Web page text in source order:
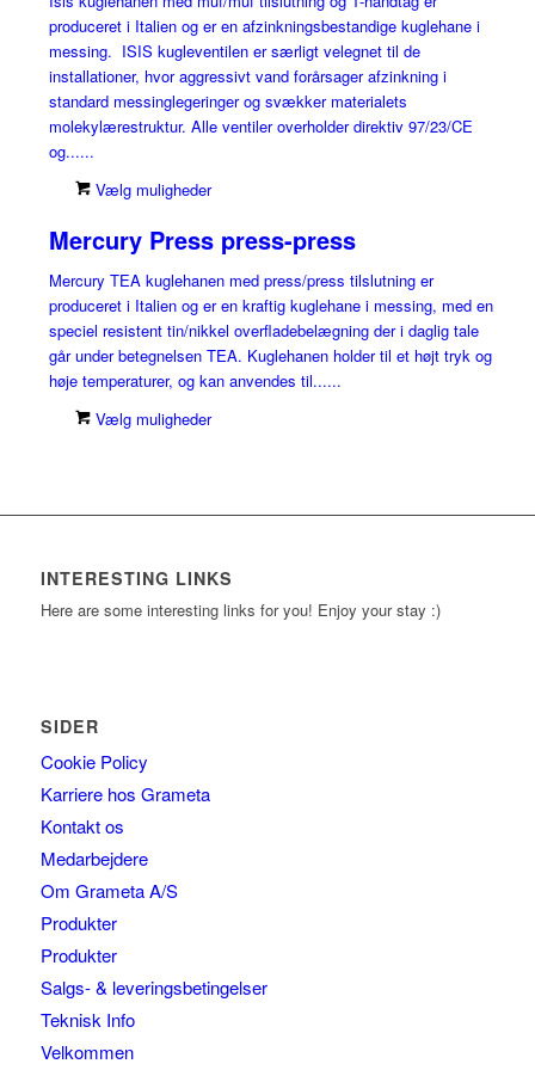
produceret i Italien og er en afzinkningsbestandige kuglehane i
messing. ISIS kugleventilen er særligt velegnet til de
installationer, hvor aggressivt vand forårsager afzinkning i
standard messinglegeringer og svækker materialets
molekylærestruktur. Alle ventiler overholder direktiv 97/23/CE
og......
Vælg muligheder
Mercury Press press-press
Mercury TEA kuglehanen med press/press tilslutning er
produceret i Italien og er en kraftig kuglehane i messing, med en
speciel resistent tin/nikkel overfladebelægning der i daglig tale
går under betegnelsen TEA. Kuglehanen holder til et højt tryk og
høje temperaturer, og kan anvendes til......
Vælg muligheder
INTERESTING LINKS
Here are some interesting links for you! Enjoy your stay :)
SIDER
Cookie Policy
Karriere hos Grameta
Kontakt os
Medarbejdere
Om Grameta A/S
Produkter
Produkter
Salgs- & leveringsbetingelser
Teknisk Info
Velkommen